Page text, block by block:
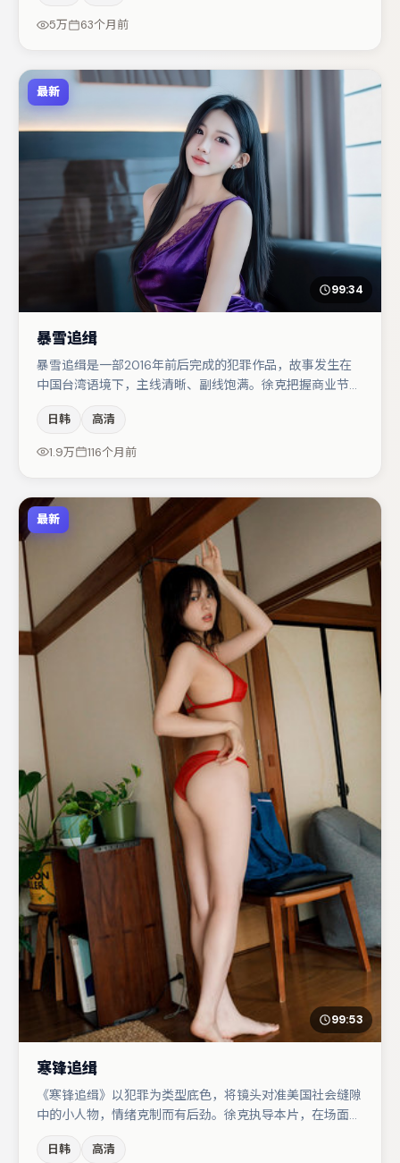
剂（视场次而定）。整体完成度较高，适合周末一口气追
5万 63个月前
最新
99:34
暴雪追缉
暴雪追缉是一部2016年前后完成的犯罪作品，故事发生在
中国台湾语境下，主线清晰、副线饱满。徐克把握商业节奏
阵容包括马丽、王千源、李光洁等，角色动机前后呼应，适
合喜欢抠台词与伏笔的观众。节奏紧凑、反转有度，值得列
日韩 高清
1.9万 116个月前
最新
99:53
寒锋追缉
《寒锋追缉》以犯罪为类型底色，将镜头对准美国社会缝隙
中的小人物，情绪克制而有后劲。徐克执导本片，在场面调
伟在片中承担叙事驱动，于和伟、周冬雨分别提供反差与喜
日韩 高清